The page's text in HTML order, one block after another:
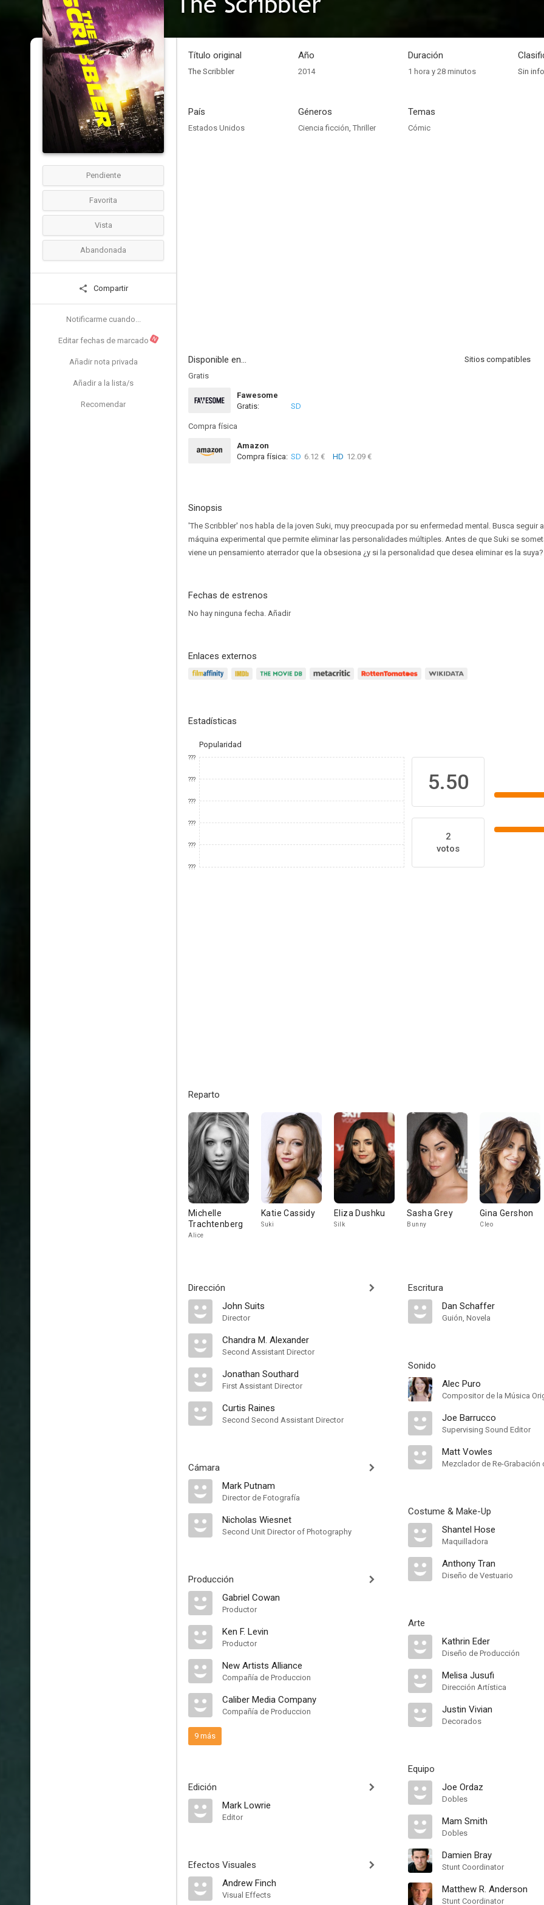
Pendiente
Favorita
Vista
Abandonada
Compartir
Notificarme cuando...
Editar fechas de marcado N
Añadir nota privada
Añadir a la lista/s
Recomendar
Título original
The Scribbler
Año
2014
Duración
1 hora y 28 minutos Sin
País
Estados Unidos
Géneros
Ciencia ficción, Thriller
Temas
Cómic
Disponible en...
Sitios compatibles
Gratis
Fawesome
Gratis:
SD
Compra física
Amazon
Compra física: SD 6.12 € HD 12.09 €
Sinopsis
'The Scribbler' nos habla de la joven Suki, muy preocupada por su enfermedad mental. Busca seguir
máquina experimental que permite eliminar las personalidades múltiples. Antes de que Suki se
viene un pensamiento aterrador que la obsesiona ¿y si la personalidad que desea eliminar es la suya?
Fechas de estrenos
No hay ninguna fecha. Añadir
Enlaces externos
Estadísticas
Popularidad
???
???
???
???
???
???
5.50
2
votos
Reparto
Michelle
Trachtenberg
Alice
Katie Cassidy
Suki
Eliza Dushku
Silk
Sasha Grey
Bunny
Gina Gershon
Cleo
Dirección
John Suits
Director
Chandra M. Alexander
Second Assistant Director
Jonathan Southard
First Assistant Director
Curtis Raines
Second Second Assistant Director
Cámara
Mark Putnam
Director de Fotografía
Nicholas Wiesnet
Second Unit Director of Photography
Producción
Gabriel Cowan
Productor
Ken F. Levin
Productor
New Artists Alliance
Compañía de Produccion
Caliber Media Company
Compañía de Produccion
9 más
Edición
Mark Lowrie
Editor
Efectos Visuales
Andrew Finch
Visual Effects
Escritura
Dan Schaffer
Guión, Novela
Sonido
Alec Puro
Compositor de la Música
Joe Barrucco
Supervising Sound Editor
Matt Vowles
Mezclador de Re-Grabación
Costume & Make-Up
Shantel Hose
Maquilladora
Anthony Tran
Diseño de Vestuario
Arte
Kathrin Eder
Diseño de Producción
Melisa Jusufi
Dirección Artística
Justin Vivian
Decorados
Equipo
Joe Ordaz
Dobles
Mam Smith
Dobles
Damien Bray
Stunt Coordinator
Matthew R. Anderson
Stunt Coordinator